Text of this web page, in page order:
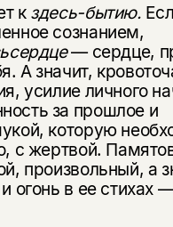
к здесь-бытию.
сознанием,
— сердце,
А значит,
усилие личного
за прошлое и
ко­торую
с жертвой.
про­извольный, а
огонь в ее стихах